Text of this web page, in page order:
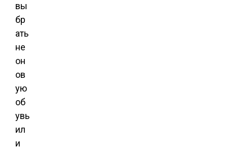
вы
бр
ать
не
он
ов
ую
об
увь
ил
и